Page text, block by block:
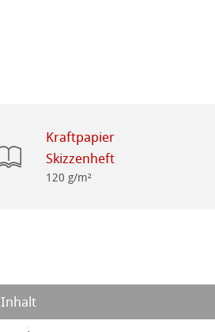
Kraftpapier
Skizzenheft
120 g/m²
Inhalt